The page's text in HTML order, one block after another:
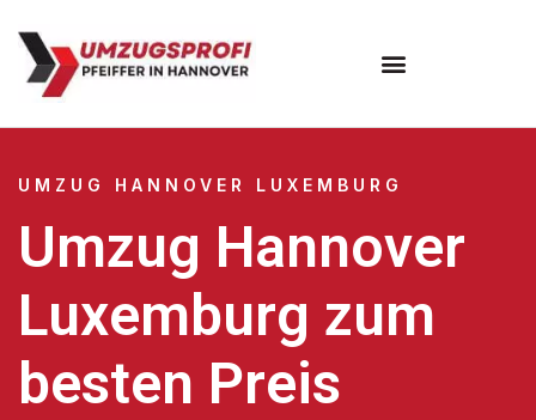
UMZUG HANNOVER LUXEMBURG
Umzug Hannover
Luxemburg zum
besten Preis